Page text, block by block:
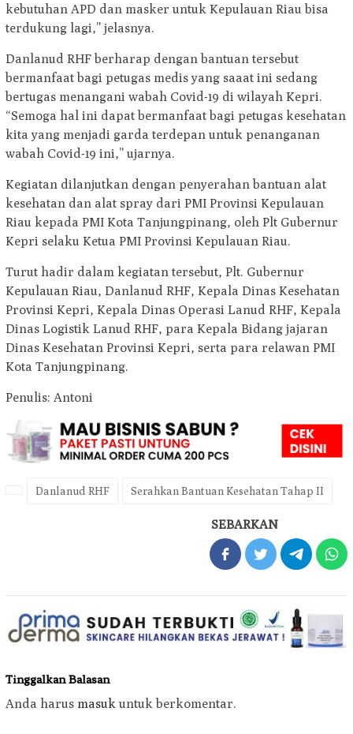
kebutuhan APD dan masker untuk Kepulauan Riau bisa
terdukung lagi,” jelasnya.
Danlanud RHF berharap dengan bantuan tersebut
bermanfaat bagi petugas medis yang saaat ini sedang
bertugas menangani wabah Covid-19 di wilayah Kepri.
“Semoga hal ini dapat bermanfaat bagi petugas kesehatan
kita yang menjadi garda terdepan untuk penanganan
wabah Covid-19 ini,” ujarnya.
Kegiatan dilanjutkan dengan penyerahan bantuan alat
kesehatan dan alat spray dari PMI Provinsi Kepulauan
Riau kepada PMI Kota Tanjungpinang, oleh Plt Gubernur
Kepri selaku Ketua PMI Provinsi Kepulauan Riau.
Turut hadir dalam kegiatan tersebut, Plt. Gubernur
Kepulauan Riau, Danlanud RHF, Kepala Dinas Kesehatan
Provinsi Kepri, Kepala Dinas Operasi Lanud RHF, Kepala
Dinas Logistik Lanud RHF, para Kepala Bidang jajaran
Dinas Kesehatan Provinsi Kepri, serta para relawan PMI
Kota Tanjungpinang.
Penulis: Antoni
Danlanud RHF Serahkan Bantuan Kesehatan Tahap II
SEBARKAN
Tinggalkan Balasan
Anda harus masuk untuk berkomentar.